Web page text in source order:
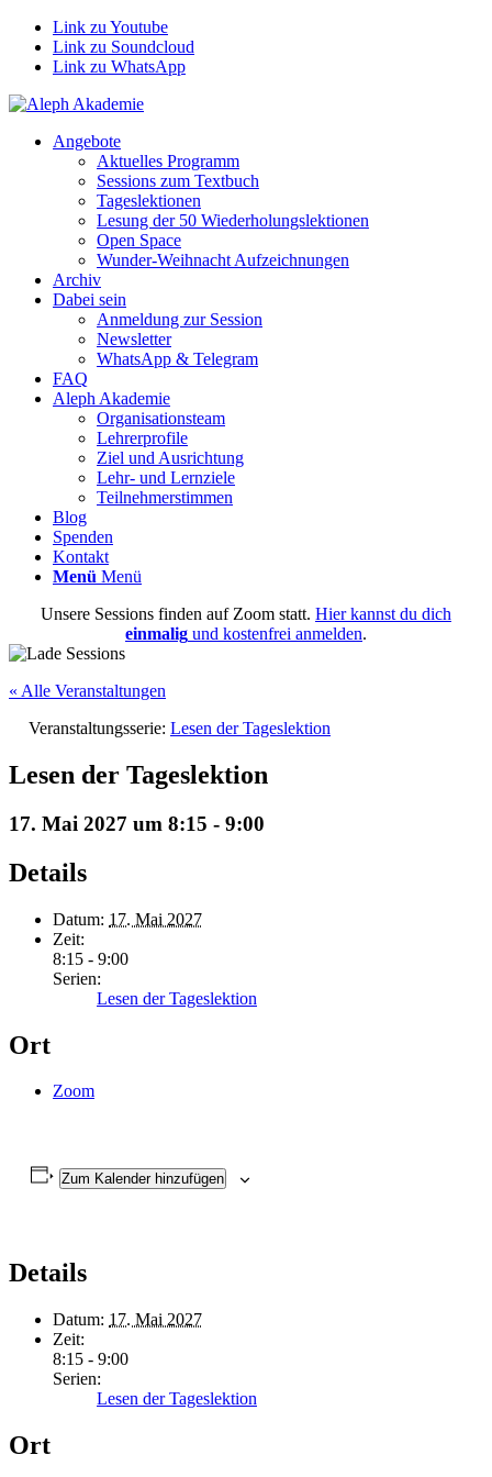
Link zu Youtube
Link zu Soundcloud
Link zu WhatsApp
Angebote
Aktuelles Programm
Sessions zum Textbuch
Tageslektionen
Lesung der 50 Wiederholungslektionen
Open Space
Wunder-Weihnacht Aufzeichnungen
Archiv
Dabei sein
Anmeldung zur Session
Newsletter
WhatsApp & Telegram
FAQ
Aleph Akademie
Organisationsteam
Lehrerprofile
Ziel und Ausrichtung
Lehr- und Lernziele
Teilnehmerstimmen
Blog
Spenden
Kontakt
Menü Menü
Unsere Sessions finden auf Zoom statt. Hier kannst du dich
einmalig und kostenfrei anmelden.
« Alle Veranstaltungen
Veranstaltungsserie: Lesen der Tageslektion
Lesen der Tageslektion
17. Mai 2027 um 8:15 - 9:00
Details
Datum: 17. Mai 2027
Zeit:
8:15 - 9:00
Serien:
Lesen der Tageslektion
Ort
Zoom
Zum Kalender hinzufügen
Details
Datum: 17. Mai 2027
Zeit:
8:15 - 9:00
Serien:
Lesen der Tageslektion
Ort